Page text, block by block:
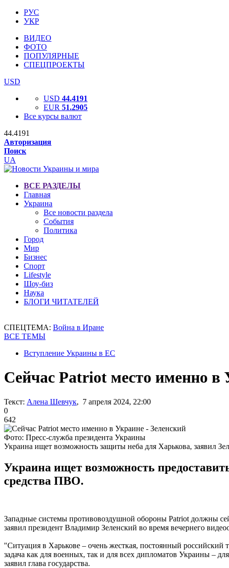
РУС
УКР
ВИДЕО
ФОТО
ПОПУЛЯРНЫЕ
СПЕЦПРОЕКТЫ
USD
USD 44.4191
EUR 51.2905
Все курсы валют
44.4191
Авторизация
Поиск
UA
ВСЕ РАЗДЕЛЫ
Главная
Украина
Все новости раздела
События
Политика
Город
Мир
Бизнес
Спорт
Lifestyle
Шоу-биз
Наука
БЛОГИ ЧИТАТЕЛЕЙ
СПЕЦТЕМА: Война в Иране
ВСЕ ТЕМЫ
Вступление Украины в ЕС
Сейчас Patriot место именно в
Текст: Алена Шевчук, 7 апреля 2024, 22:00
0
642
Фото: Пресс-служба президента Украины
Украина ищет возможность защиты неба для Харькова, заявил
Украина ищет возможность
средства ПВО.
Западные системы противовоздушной обороны Patriot должны
заявил президент Владимир Зеленский во время вечернего
"Ситуация в Харькове – очень жесткая, постоянный
задача как для военных, так и для всех дипломатов Украины –
заявил глава государства.